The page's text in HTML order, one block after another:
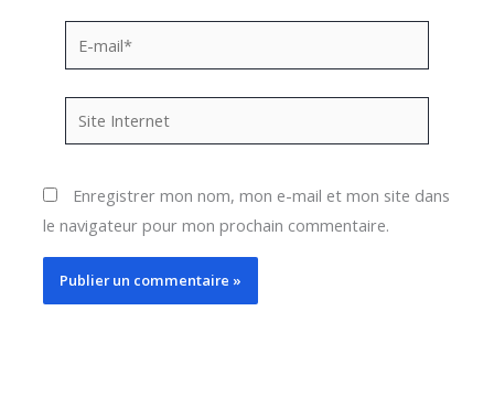
mail*
Internet
Enregistrer mon nom, mon e-mail et mon site dans
le navigateur pour mon prochain commentaire.